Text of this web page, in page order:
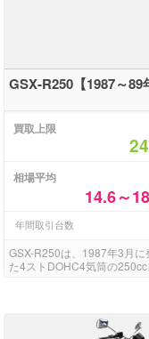
GSX-R250【1987～89
買取上限
相場平均
14.6～
年間取引台数
GSX-R250は、1987年3月に
た4ストDOHC4気筒の250cc